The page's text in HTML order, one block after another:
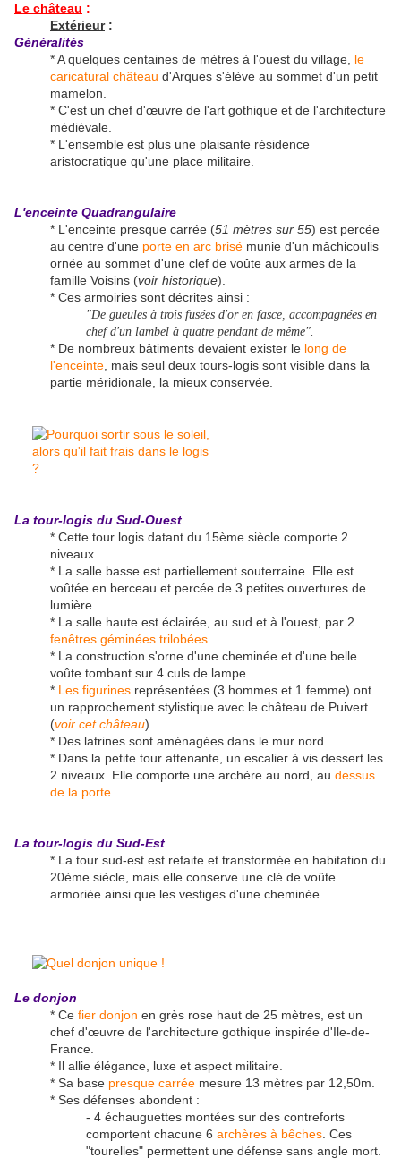
Le château :
Extérieur:
Généralités
* A quelques centaines de mètres à l'ouest du village, le
caricatural château d'Arques s'élève au sommet d'un petit
mamelon.
* C'est un chef d'œuvre de l'art gothique et de l'architecture
médiévale.
* L'ensemble est plus une plaisante résidence
aristocratique qu'une place militaire.
L'enceinte Quadrangulaire
* L'enceinte presque carrée (51 mètres sur 55) est percée
au centre d'une porte en arc brisé munie d'un mâchicoulis
ornée au sommet d'une clef de voûte aux armes de la
famille Voisins (voir historique).
* Ces armoiries sont décrites ainsi :
"De gueules à trois fusées d'or en fasce, accompagnées en
chef d'un lambel à quatre pendant de même".
* De nombreux bâtiments devaient exister le long de
l'enceinte , mais seul deux tours-logis sont visible dans la
partie méridionale, la mieux conservée.
La tour-logis du Sud-Ouest
* Cette tour logis datant du 15ème siècle comporte 2
niveaux.
* La salle basse est partiellement souterraine. Elle est
voûtée en berceau et percée de 3 petites ouvertures de
lumière.
* La salle haute est éclairée, au sud et à l'ouest, par 2
fenêtres géminées trilobées
* La construction s'orne d'une cheminée et d'une belle
voûte tombant sur 4 culs de lampe.
* Les figurines représentées (3 hommes et 1 femme) ont
un rapprochement stylistique avec le château de Puivert
(voir cet château).
* Des latrines sont aménagées dans le mur nord.
* Dans la petite tour attenante, un escalier à vis dessert les
2 niveaux. Elle comporte une archère au nord, au dessus
de la porte
La tour-logis du Sud-Est
* La tour sud-est est refaite et transformée en habitation du
20ème siècle, mais elle conserve une clé de voûte
armoriée ainsi que les vestiges d'une cheminée.
Le donjon
* Ce fier donjon en grès rose haut de 25 mètres, est un
chef d'œuvre de l'architecture gothique inspirée d'Ile-de-
France.
* Il allie élégance, luxe et aspect militaire.
* Sa base presque carrée mesure 13 mètres par 12,50m.
* Ses défenses abondent :
- 4 échauguettes montées sur des contreforts
comportent chacune 6 archères à bêches . Ces
"tourelles" permettent une défense sans angle mort.